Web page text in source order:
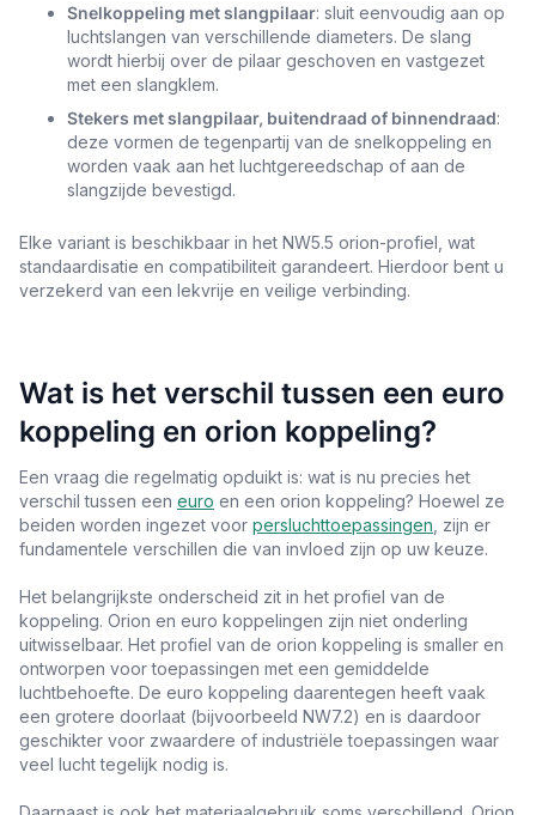
Snelkoppeling met slangpilaar: sluit eenvoudig aan op
luchtslangen van verschillende diameters. De slang
wordt hierbij over de pilaar geschoven en vastgezet
met een slangklem.
Stekers met slangpilaar, buitendraad of binnendraad:
deze vormen de tegenpartij van de snelkoppeling en
worden vaak aan het luchtgereedschap of aan de
slangzijde bevestigd.
Elke variant is beschikbaar in het NW5.5 orion-profiel, wat
standaardisatie en compatibiliteit garandeert. Hierdoor bent u
verzekerd van een lekvrije en veilige verbinding.
Wat is het verschil tussen een euro
koppeling en orion koppeling?
Een vraag die regelmatig opduikt is: wat is nu precies het
verschil tussen een euro en een orion koppeling? Hoewel ze
beiden worden ingezet voor persluchttoepassingen , zijn er
fundamentele verschillen die van invloed zijn op uw keuze.
Het belangrijkste onderscheid zit in het profiel van de
koppeling. Orion en euro koppelingen zijn niet onderling
uitwisselbaar. Het profiel van de orion koppeling is smaller en
ontworpen voor toepassingen met een gemiddelde
luchtbehoefte. De euro koppeling daarentegen heeft vaak
een grotere doorlaat (bijvoorbeeld NW7.2) en is daardoor
geschikter voor zwaardere of industriële toepassingen waar
veel lucht tegelijk nodig is.